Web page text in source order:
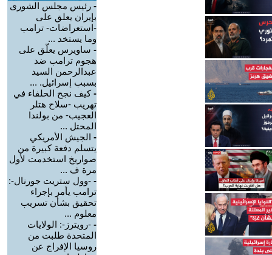
- رئيس مجلس الشورى
بإيران يعلق على
-استعراضات- ترامب
وما يستخد ...
- ساويرس يعلّق على
هجوم ترامب ضد
عبدالرحمن السيد
بسبب إسرائيل. ...
-كيف نجح الحلفاء في
تهريب -سلاح هتلر
العجيب- من بولندا
المحتل ...
- الجيش الأمريكي
يتسلم دفعة كبيرة من
صواريخ استخدمت لأول
مرة ف ...
- -وول ستريت جورنال-:
ترامب يأمر بإجراء
تحقيق بشأن تسريب
معلوم ...
- -رويترز-: الولايات
المتحدة طلبت من
روسيا الإفراج عن